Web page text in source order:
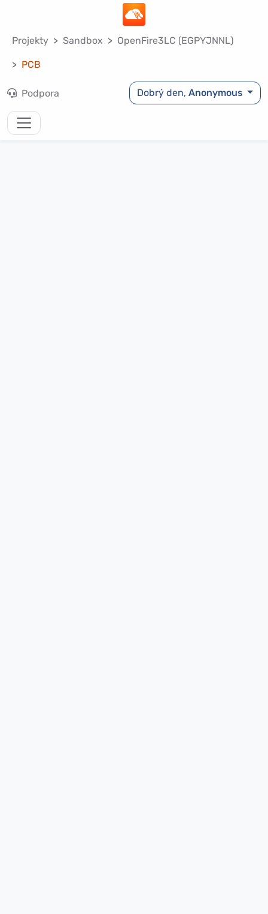
Projekty Sandbox OpenFire3LC (EGPYJNNL)
PCB
Podpora Dobrý den,Anonymous